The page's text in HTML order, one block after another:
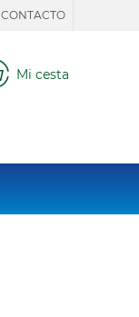
CONTACTO
Mi cesta